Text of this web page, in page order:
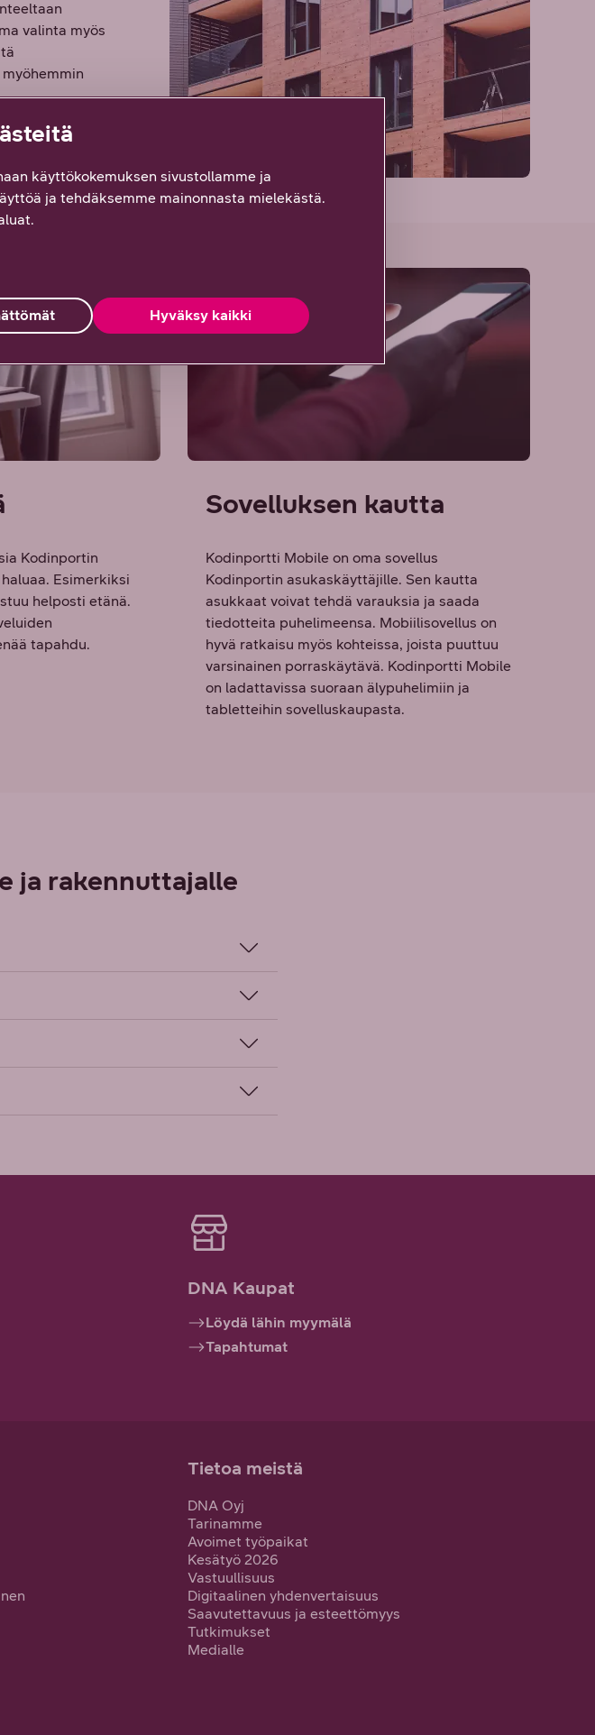
valinta myös
Kodinportin
Esimerkiksi
helposti etänä.
tapahdu.
Sovelluksen kautta
Kodinportti Mobile on oma sovellus
Kodinportin asukaskäyttäjille. Sen kautta
asukkaat voivat tehdä varauksia ja saada
tiedotteita puhelimeensa. Mobiilisovellus on
hyvä ratkaisu myös kohteissa, joista puuttuu
varsinainen porraskäytävä. Kodinportti Mobile
on ladattavissa suoraan älypuhelimiin ja
tabletteihin sovelluskaupasta.
ja rakennuttajalle
DNA Kaupat
Löydä lähin myymälä
Tapahtumat
Tietoa meistä
DNA Oyj
Tarinamme
Avoimet työpaikat
Kesätyö 2026
Vastuullisuus
Digitaalinen yhdenvertaisuus
Saavutettavuus ja esteettömyys
Tutkimukset
Medialle
käyttökokemuksen sivustollamme ja
ja tehdäksemme mainonnasta mielekästä.
Hyväksy kaikki